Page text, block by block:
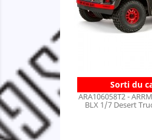
Sorti du
ARA106058T2 -
BLX 1/7 Desert